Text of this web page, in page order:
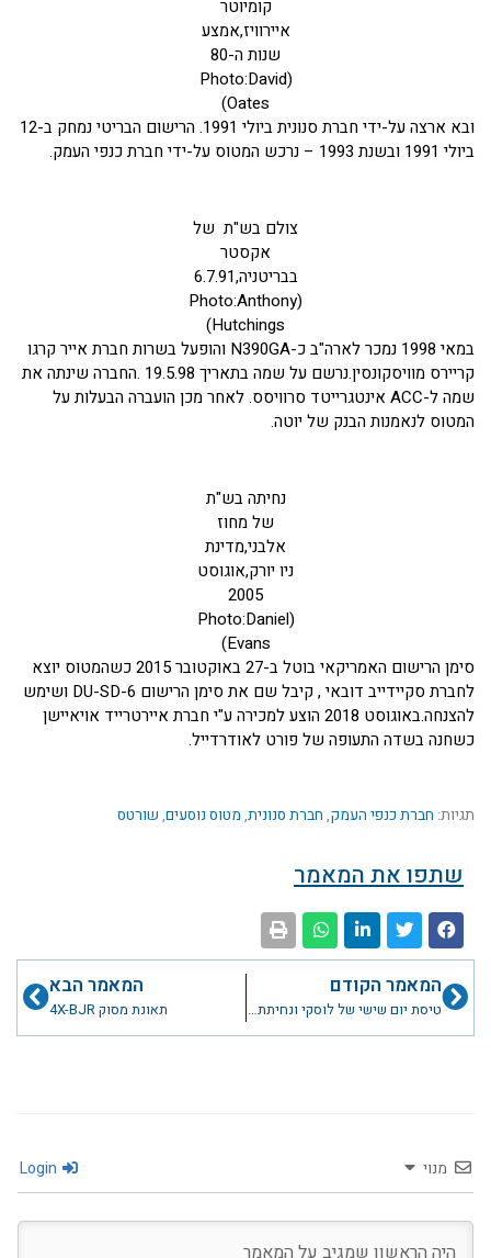
קומיוטר
איירוויז,אמצע
שנות ה-80
(Photo:David
Oates)
ובא ארצה על-ידי חברת סנונית ביולי 1991. הרישום הבריטי נמחק ב-12
ביולי 1991 ובשנת 1993 – נרכש המטוס על-ידי חברת כנפי העמק.
צולם בש"ת של
אקסטר
בבריטניה,6.7.91
(Photo:Anthony
Hutchings)
במאי 1998 נמכר לארה"ב כ-N390GA והופעל בשרות חברת אייר קרגו
קריירס מוויסקונסין.נרשם על שמה בתאריך 19.5.98 .החברה שינתה את
שמה ל-ACC אינטגרייטד סרוויסס. לאחר מכן הועברה הבעלות על
המטוס לנאמנות הבנק של יוטה.
נחיתה בש"ת
של מחוז
אלבני,מדינת
ניו יורק,אוגוסט
2005
(Photo:Daniel
Evans)
סימן הרישום האמריקאי בוטל ב-27 באוקטובר 2015 כשהמטוס יוצא
לחברת סקיידייב דובאי , קיבל שם את סימן הרישום DU-SD-6 ושימש
להצנחה.באוגוסט 2018 הוצע למכירה ע"י חברת איירטרייד אויאיישן
כשחנה בשדה התעופה של פורט לאודרדייל.
תגיות: חברת כנפי העמק, חברת סנונית, מטוס נוסעים, שורטס
שתפו את המאמר
קודםהמאמר הקודם
טיסת יום שישי של לוסקי ונחיתת חוץ
המאמר הבא
תאונת מסוק 4X-BJR
הבא
מנוי